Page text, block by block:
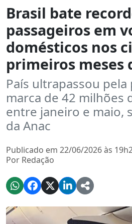
Brasil bate
passageiros em
domésticos nos
primeiros meses
País ultrapassou pela
marca de 42 milhões
entre janeiro e maio,
da Anac
Publicado em 22/06/2026 às
Por Redação